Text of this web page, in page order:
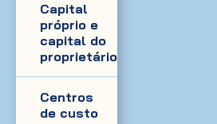
Capital
próprio e
capital do
proprietário
Centros
de custo